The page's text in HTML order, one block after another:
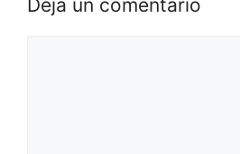
Deja un comentario